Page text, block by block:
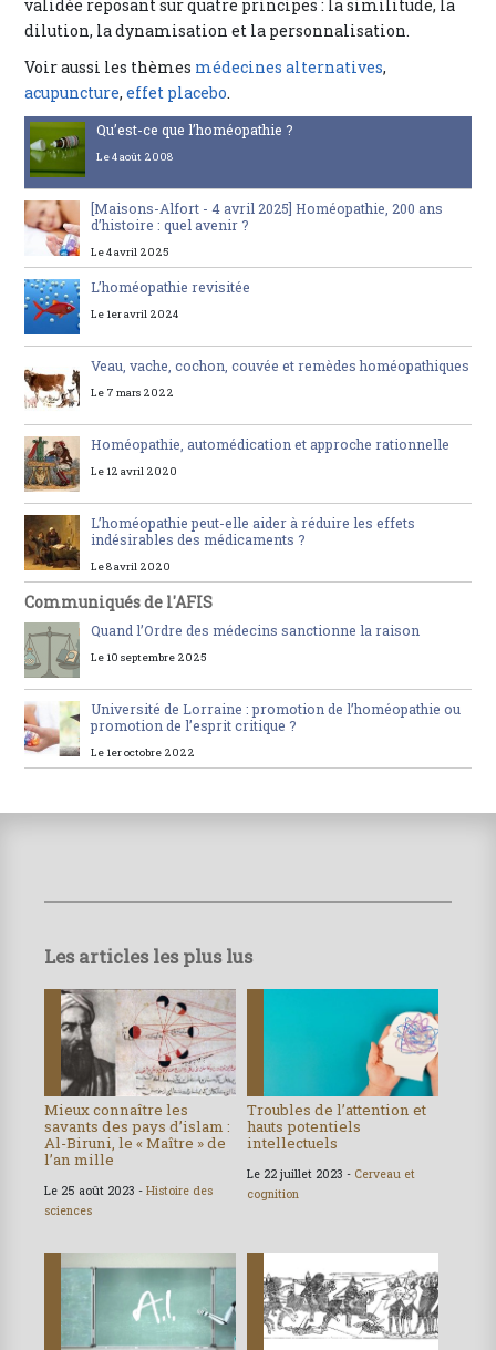
validée reposant sur quatre principes : la similitude, la
dilution, la dynamisation et la personnalisation.
Voir aussi les thèmes médecines alternatives,
acupuncture,effet placebo.
Qu’est-ce que l’homéopathie ?
Le 4 août 2008
[Maisons-Alfort - 4 avril 2025] Homéopathie, 200 ans
d’histoire : quel avenir ?
Le 4 avril 2025
L’homéopathie revisitée
Le 1er avril 2024
Veau, vache, cochon, couvée et remèdes homéopathiques
Le 7 mars 2022
Homéopathie, automédication et approche rationnelle
Le 12 avril 2020
L’homéopathie peut-elle aider à réduire les effets
indésirables des médicaments ?
Le 8 avril 2020
Communiqués de l'AFIS
Quand l’Ordre des médecins sanctionne la raison
Le 10 septembre 2025
Université de Lorraine : promotion de l’homéopathie ou
promotion de l’esprit critique ?
Le 1er octobre 2022
Les articles les plus lus
Mieux connaître les
savants des pays d’islam :
Al-Biruni, le « Maître » de
l’an mille
Le 25 août 2023 - Histoire des
sciences
Troubles de l’attention et
hauts potentiels
intellectuels
Le 22 juillet 2023 - Cerveau et
cognition